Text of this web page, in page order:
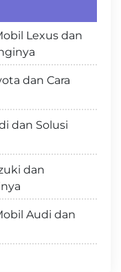
Lexus dan
dan Cara
dan Solusi
dan
Audi dan